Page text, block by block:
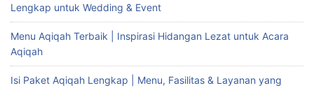
Lengkap untuk Wedding & Event
Menu Aqiqah Terbaik | Inspirasi Hidangan Lezat untuk Acara
Aqiqah
Isi Paket Aqiqah Lengkap | Menu, Fasilitas & Layanan yang